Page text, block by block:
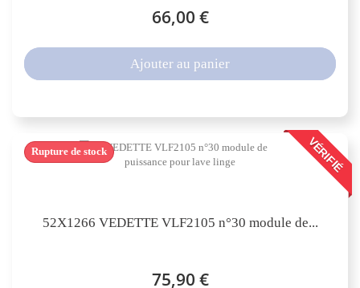
66,00 €
Ajouter au panier
VÉRIFIÉ
52X1266 VEDETTE VLF2105 n°30 module de...
75,90 €
Rupture de stock